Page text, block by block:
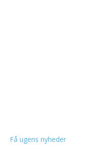
Få ugens nyheder